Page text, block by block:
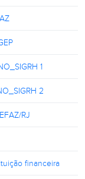
1
2
RJ
financeira